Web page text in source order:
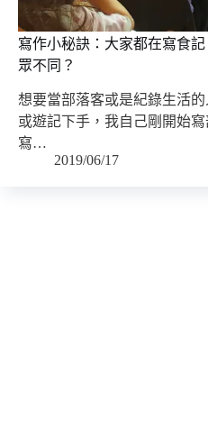
寫作小秘訣：大家都在寫食
眾不同？
想要當部落客或是紀錄生活
或遊記下手，我自己剛開始
寫…
2019/06/17